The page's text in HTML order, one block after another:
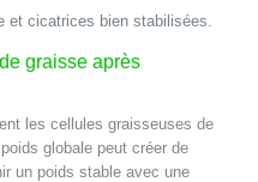
cicatrices bien stabilisées.
graisse après
les cellules graisseuses de
globale peut créer de
un poids stable avec une